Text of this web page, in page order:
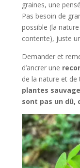
graines, une
Pas besoin de
possible (la
contente), juste
Demander et
d’ancrer une
de la nature et de
plantes
sont pas un dû,